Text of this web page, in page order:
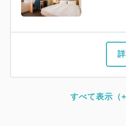
すべて表示（